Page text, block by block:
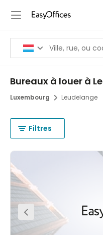
Bureaux à louer à
Luxembourg Leudelange
Filtres